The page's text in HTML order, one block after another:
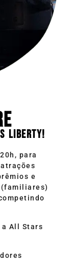
LIBERTY!
para
e
All Stars